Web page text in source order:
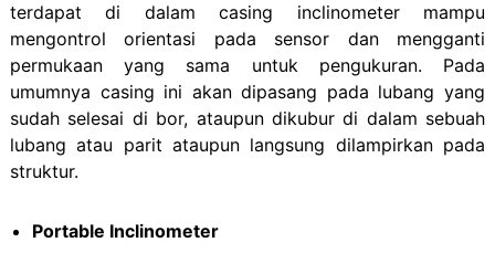
terdapat di dalam casing inclinometer mampu
mengontrol orientasi pada sensor dan mengganti
permukaan yang sama untuk pengukuran. Pada
umumnya casing ini akan dipasang pada lubang yang
sudah selesai di bor, ataupun dikubur di dalam sebuah
lubang atau parit ataupun langsung dilampirkan pada
struktur.
Portable Inclinometer